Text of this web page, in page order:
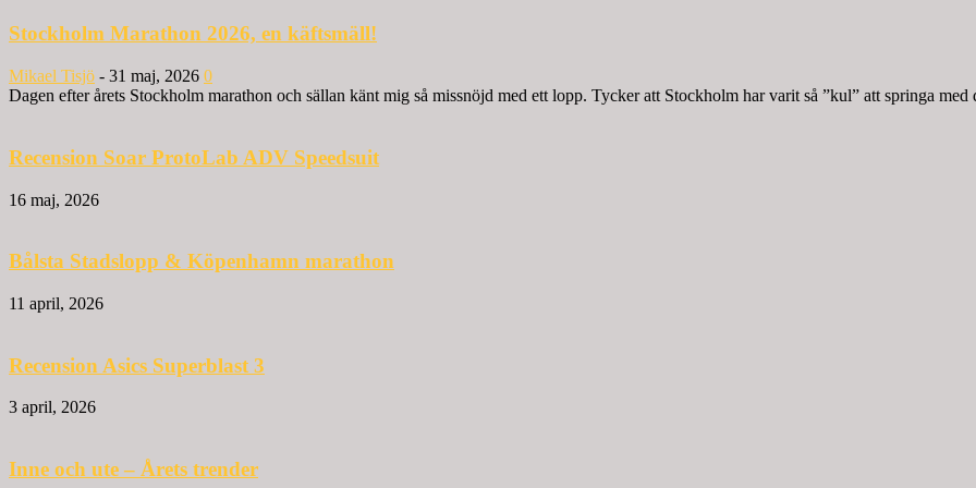
Stockholm Marathon 2026, en käftsmäll!
Mikael Tisjö - 31 maj, 2026 0
Dagen efter årets Stockholm marathon och sällan känt mig så missnöjd med ett lopp. Tycker att Stockholm har varit så ”kul” att springa med
Recension Soar ProtoLab ADV Speedsuit
16 maj, 2026
Bålsta Stadslopp & Köpenhamn marathon
11 april, 2026
Recension Asics Superblast 3
3 april, 2026
Inne och ute – Årets trender